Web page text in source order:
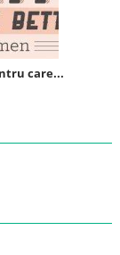
care...